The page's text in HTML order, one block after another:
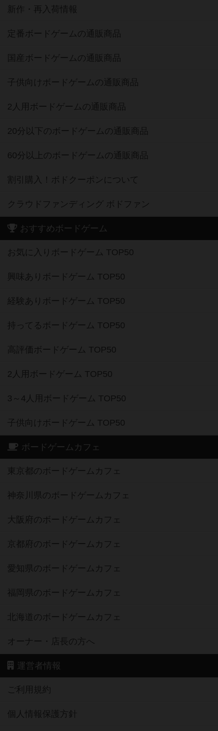
新作・再入荷情報
定番ボードゲームの通販商品
国産ボードゲームの通販商品
子供向けボードゲームの通販商品
2人用ボードゲームの通販商品
20分以下のボードゲームの通販商品
60分以上のボードゲームの通販商品
割引購入！ボドクーポンについて
クラウドファンディング ボドファン
おすすめボードゲーム
お気に入りボードゲーム TOP50
興味ありボードゲーム TOP50
経験ありボードゲーム TOP50
持ってるボードゲーム TOP50
高評価ボードゲーム TOP50
2人用ボードゲーム TOP50
3～4人用ボードゲーム TOP50
子供向けボードゲーム TOP50
ボードゲームカフェ
東京都のボードゲームカフェ
神奈川県のボードゲームカフェ
大阪府のボードゲームカフェ
京都府のボードゲームカフェ
愛知県のボードゲームカフェ
福岡県のボードゲームカフェ
北海道のボードゲームカフェ
オーナー・店長の方へ
運営者情報
ご利用規約
個人情報保護方針